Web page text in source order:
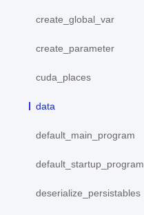
create_global_var
create_parameter
cuda_places
data
default_main_program
default_startup_program
deserialize_persistables